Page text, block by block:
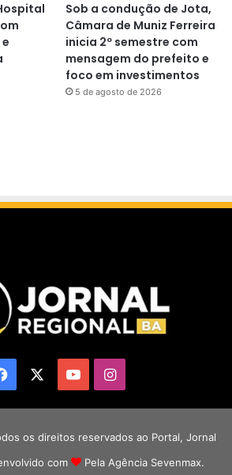
Sob a condução de Jota,
Câmara de Muniz Ferreira
inicia 2º semestre com
mensagem do prefeito e
foco em investimentos
5 de agosto de 2026
Facebook YouTubeInstagram
os direitos reservados ao Portal, Jornal
com
Pela Agência Sevenmax.